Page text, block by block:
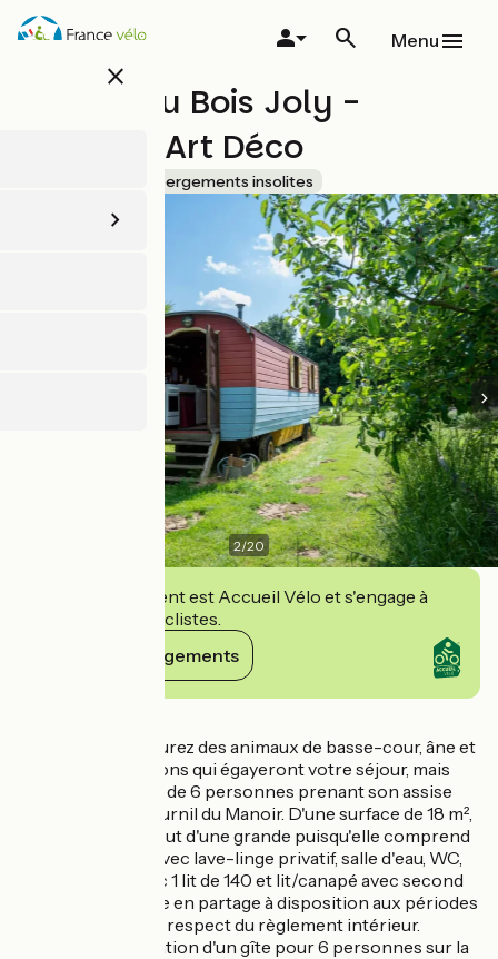
Aller
au
close
Menu
Manoir du Bois Joly -
Roulotte Art Déco
Hébergements insolites
2/20
Cet établissement est Accueil Vélo et s'engage à
accueillir des cyclistes.
Voir ses engagements
En voisins, vous aurez des animaux de basse-cour, âne et
chevaux percherons qui égayeront votre séjour, mais
également un gîte de 6 personnes prenant son assise
dans un ancien fournil du Manoir. D'une surface de 18 m²,
cette roulotte a tout d'une grande puisqu'elle comprend
une kitchenette avec lave-linge privatif, salle d'eau, WC,
une chambre avec 1 lit de 140 et lit/canapé avec second
lit gigogne. Piscine en partage à disposition aux périodes
déterminées avec respect du règlement intérieur.
Possibilité de location d'un gîte pour 6 personnes sur la